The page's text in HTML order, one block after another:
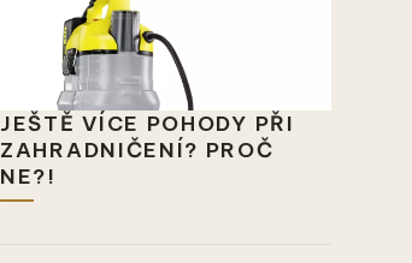
JEŠTĚ VÍCE POHODY PŘI
ZAHRADNIČENÍ? PROČ
NE?!